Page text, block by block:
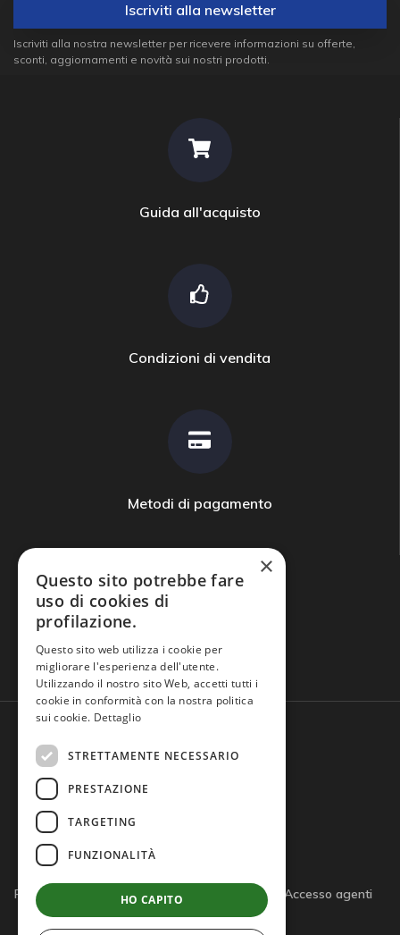
Iscriviti alla newsletter
Iscriviti alla nostra newsletter per ricevere informazioni su offerte,
sconti, aggiornamenti e novità sui nostri prodotti.
Guida all'acquisto
Condizioni di vendita
Metodi di pagamento
Domande frequenti
Privacy policy Cookie policy Note legali
Accesso agenti
×
Questo sito potrebbe fare
uso di cookies di
profilazione.
Questo sito web utilizza i cookie per
migliorare l'esperienza dell'utente.
Utilizzando il nostro sito Web, accetti tutti i
cookie in conformità con la nostra politica
sui cookie. Dettaglio
STRETTAMENTE NECESSARIO
PRESTAZIONE
TARGETING
FUNZIONALITÀ
HO CAPITO